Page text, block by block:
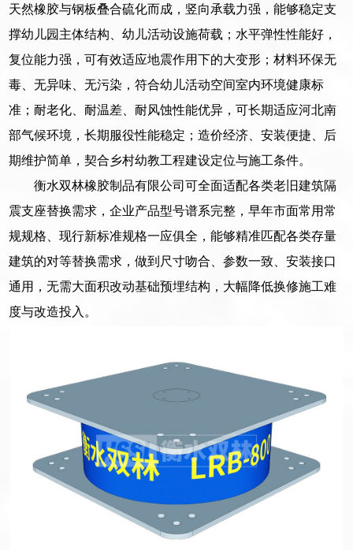
天然橡胶与钢板叠合硫化而成，竖向承载力强，能够稳定支
撑幼儿园主体结构、幼儿活动设施荷载；水平弹性性能好，
复位能力强，可有效适应地震作用下的大变形；材料环保无
毒、无异味、无污染，符合幼儿活动空间室内环境健康标
准；耐老化、耐温差、耐风蚀性能优异，可长期适应河北南
部气候环境，长期服役性能稳定；造价经济、安装便捷、后
期维护简单，契合乡村幼教工程建设定位与施工条件。
衡水双林橡胶制品有限公司可全面适配各类老旧建筑隔
震支座替换需求，企业产品型号谱系完整，早年市面常用常
规规格、现行新标准规格一应俱全，能够精准匹配各类存量
建筑的对等替换需求，做到尺寸吻合、参数一致、安装接口
通用，无需大面积改动基础预埋结构，大幅降低换修施工难
度与改造投入。